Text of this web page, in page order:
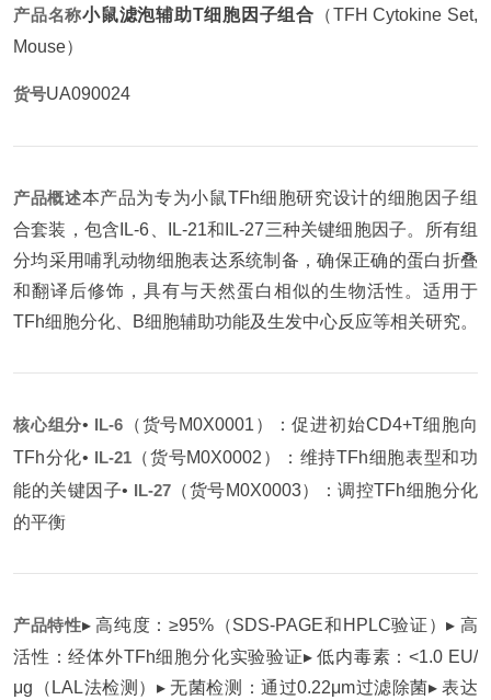
产品名称小鼠滤泡辅助T细胞因子组合 （TFH Cytokine Set,
Mouse）
货号UA090024
产品概述本产品为专为小鼠TFh细胞研究设计的细胞因子组
合套装，包含IL-6、IL-21和IL-27三种关键细胞因子。所有组
分均采用哺乳动物细胞表达系统制备，确保正确的蛋白折叠
和翻译后修饰，具有与天然蛋白相似的生物活性。适用于
TFh细胞分化、B细胞辅助功能及生发中心反应等相关研究。
核心组分• IL-6（货号M0X0001）：促进初始CD4+T细胞向
TFh分化• IL-21（货号M0X0002）：维持TFh细胞表型和功
能的关键因子• IL-27（货号M0X0003）：调控TFh细胞分化
的平衡
产品特性▸ 高纯度：≥95%（SDS-PAGE和HPLC验证）▸ 高
活性：经体外TFh细胞分化实验验证▸ 低内毒素：<1.0 EU/
μg（LAL法检测） ▸ 无菌检测：通过0.22μm过滤除菌▸ 表达